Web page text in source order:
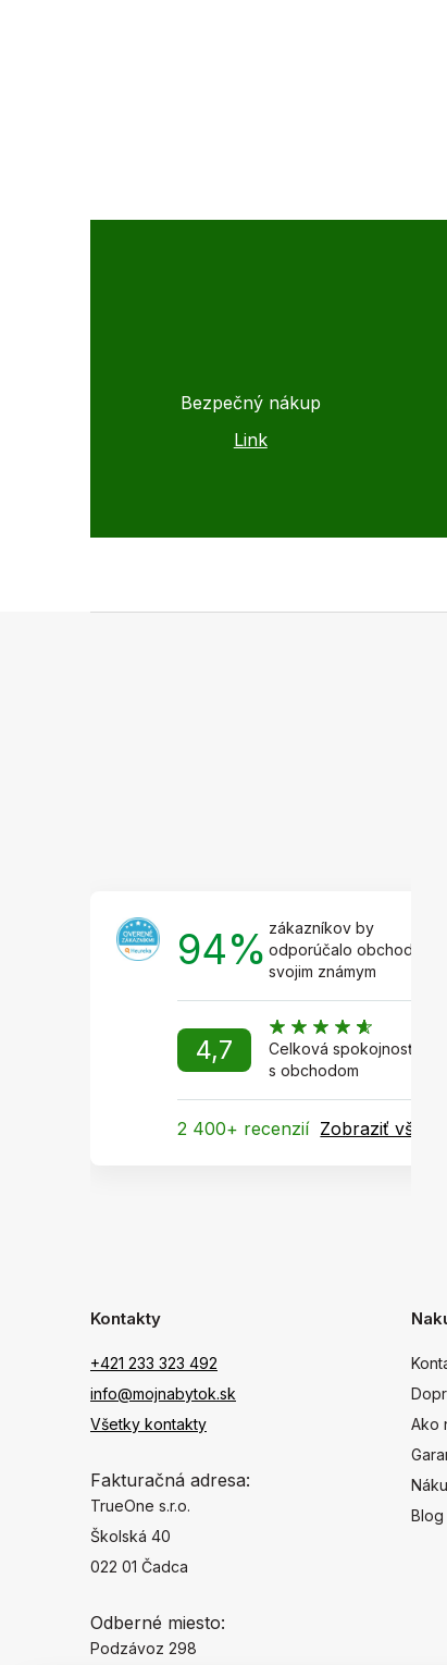
Bezpečný nákup
Link
94% zákazníkov by
odporúčalo obchod
svojim známym
4,7
Celková spokojnosť
s obchodom
2 400+ recenzií Zobraziť všetky
Kontakty
+421 233 323 492
info@mojnabytok.sk
Všetky kontakty
Fakturačná adresa:
TrueOne s.r.o.
Školská 40
022 01 Čadca
Odberné miesto:
Podzávoz 298
Ako
Blog